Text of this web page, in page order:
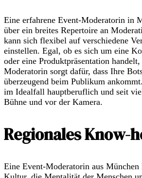
Eine erfahrene Event-Moderatorin in
über ein breites Repertoire an
kann sich flexibel auf verschiedene
einstellen. Egal, ob es sich um eine
oder eine Produktpräsentation
Moderatorin sorgt dafür, dass Ihre
überzeugend beim Publikum
im Idealfall hauptberuflich und seit
Bühne und vor der Kamera.
Regionales Know-
Eine Event-Moderatorin aus